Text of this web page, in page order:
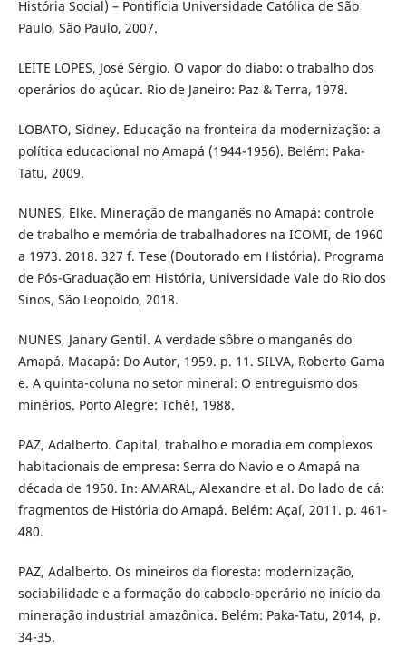
História Social) – Pontifícia Universidade Católica de São
Paulo, São Paulo, 2007.
LEITE LOPES, José Sérgio. O vapor do diabo: o trabalho dos
operários do açúcar. Rio de Janeiro: Paz & Terra, 1978.
LOBATO, Sidney. Educação na fronteira da modernização: a
política educacional no Amapá (1944-1956). Belém: Paka-
Tatu, 2009.
NUNES, Elke. Mineração de manganês no Amapá: controle
de trabalho e memória de trabalhadores na ICOMI, de 1960
a 1973. 2018. 327 f. Tese (Doutorado em História). Programa
de Pós-Graduação em História, Universidade Vale do Rio dos
Sinos, São Leopoldo, 2018.
NUNES, Janary Gentil. A verdade sôbre o manganês do
Amapá. Macapá: Do Autor, 1959. p. 11. SILVA, Roberto Gama
e. A quinta-coluna no setor mineral: O entreguismo dos
minérios. Porto Alegre: Tchê!, 1988.
PAZ, Adalberto. Capital, trabalho e moradia em complexos
habitacionais de empresa: Serra do Navio e o Amapá na
década de 1950. In: AMARAL, Alexandre et al. Do lado de cá:
fragmentos de História do Amapá. Belém: Açaí, 2011. p. 461-
480.
PAZ, Adalberto. Os mineiros da floresta: modernização,
sociabilidade e a formação do caboclo-operário no início da
mineração industrial amazônica. Belém: Paka-Tatu, 2014, p.
34-35.